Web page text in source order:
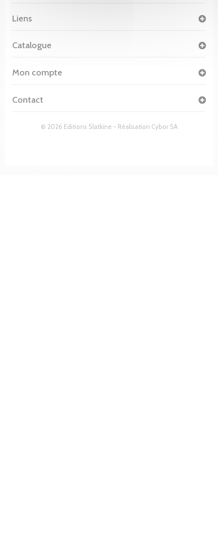
© 2026 Editions Slatkine - Réalisation Cybor SA
Liens
Catalogue
Mon compte
Contact